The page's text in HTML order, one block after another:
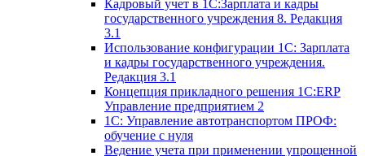
Кадровый учет в 1С:Зарплата и кадры
государственного учреждения 8. Редакция
3.1
Использование конфигурации ‎1С: Зарплата
и кадры государственного учреждения.
Редакция 3.1
Концепция прикладного решения 1С:ERP
Управление предприятием 2
1С: Управление автотранспортом ПРОФ:
обучение с нуля
Ведение учета при применении упрощенной